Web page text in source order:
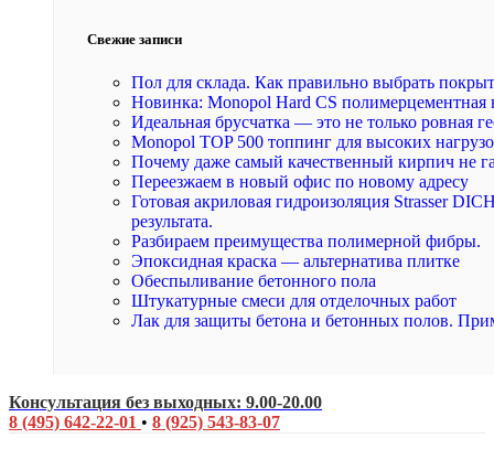
Свежие записи
Пол для склада. Как правильно выбрать
Новинка: Monopol Hard CS полимерцементная
Идеальная брусчатка — это не только ровная
Monopol TOP 500 топпинг для высоких
Почему даже самый качественный кирпич не
Переезжаем в новый офис по новому адресу
Готовая акриловая гидроизоляция Strasser
результата.
Разбираем преимущества полимерной фибры.
Эпоксидная краска — альтернатива плитке
Обеспыливание бетонного пола
Штукатурные смеси для отделочных работ
Лак для защиты бетона и бетонных полов.
Консультация без выходных: 9.00-20.00
8 (495) 642-22-01 • 8 (925) 543-83-07